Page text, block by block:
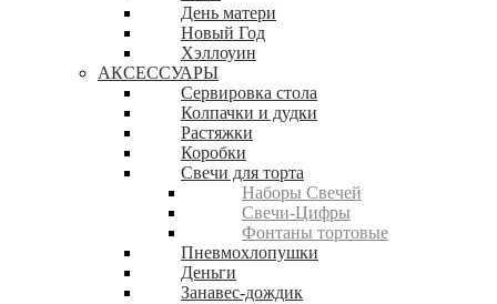
День матери
Новый Год
Хэллоуин
АКСЕССУАРЫ
Сервировка стола
Колпачки и дудки
Растяжки
Коробки
Свечи для торта
Наборы Свечей
Свечи-Цифры
Фонтаны тортовые
Пневмохлопушки
Деньги
Занавес-дождик